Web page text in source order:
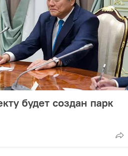
будет создан парк